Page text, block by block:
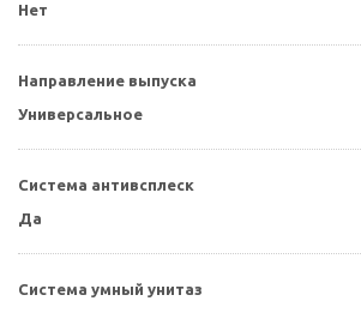
Нет
Направление выпуска
Универсальное
Система антивсплеск
Да
Система умный унитаз